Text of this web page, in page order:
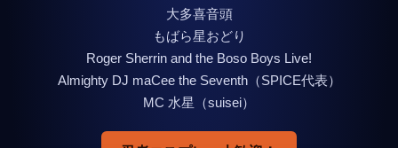
大多喜音頭
もばら星おどり
Roger Sherrin and the Boso Boys Live!
Almighty DJ maCee the Seventh（SPICE代表）
MC 水星（suisei）